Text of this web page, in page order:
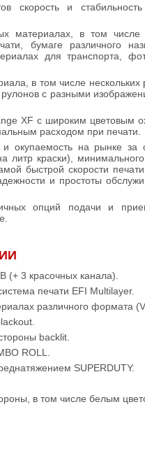
скорость и
материалах, в том числе
бумаге различного
для транспорта,
в том числе
с разными
XF с широким цветовым
расходом при печати.
и окупаемость на рынке за
литр краски), минимального
быстрой скорости
и простоты
опций подачи и
(+ 3 красочных канала).
печати EFI Multilayer.
различного формата
backlit.
ROLL.
SUPERDUTY.
в том числе белым